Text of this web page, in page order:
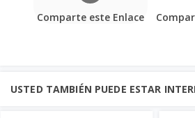
Comparte este Enlace
USTED TAMBIÉN PUEDE ESTAR